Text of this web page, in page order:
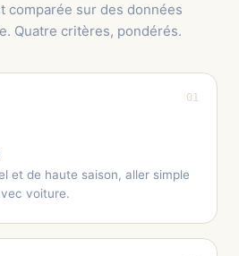
comparée sur des données
Quatre critères, pondérés.
01
et de haute saison, aller simple
voiture.